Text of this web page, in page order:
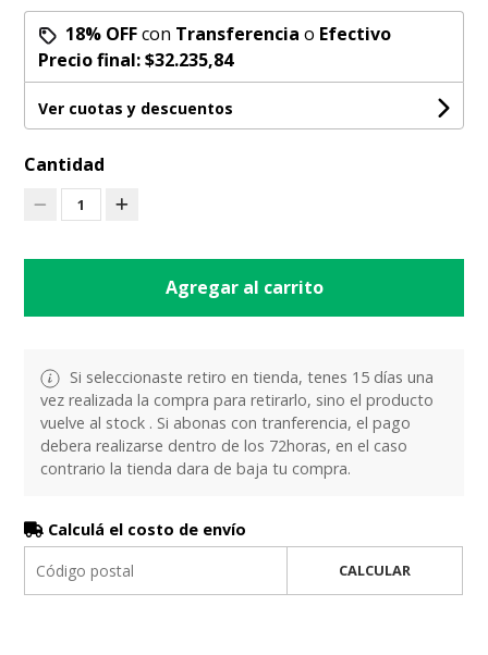
18% OFFcon Transferencia o Efectivo
Precio final:$32.235,84
Ver cuotas y descuentos
Cantidad
1
Agregar al carrito
Si seleccionaste retiro en tienda, tenes 15 días una
vez realizada la compra para retirarlo, sino el producto
vuelve al stock . Si abonas con tranferencia, el pago
debera realizarse dentro de los 72horas, en el caso
contrario la tienda dara de baja tu compra.
Calculá el costo de envío
CALCULAR